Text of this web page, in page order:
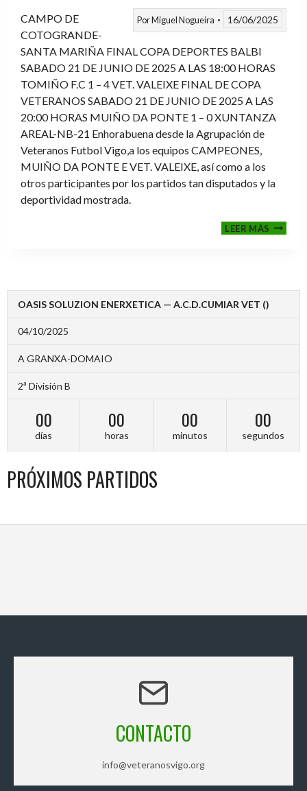
PorMiguel Nogueira 16/06/2025
CAMPO DE
COTOGRANDE-
SANTA MARIÑA FINAL COPA DEPORTES BALBI
SABADO 21 DE JUNIO DE 2025 A LAS 18:00 HORAS
TOMIÑO F.C 1 – 4 VET. VALEIXE FINAL DE COPA
VETERANOS SABADO 21 DE JUNIO DE 2025 A LAS
20:00 HORAS MUIÑO DA PONTE 1 – 0 XUNTANZA
AREAL-NB-21 Enhorabuena desde la Agrupación de
Veteranos Futbol Vigo,a los equipos CAMPEONES,
MUIÑO DA PONTE E VET. VALEIXE, así como a los
otros participantes por los partidos tan disputados y la
deportividad mostrada.
LEER MÁS
2024-
OASIS SOLUZION ENERXETICA — A.C.D.CUMIAR VET ()
04/10/2025
A GRANXA-DOMAIO
2ª División B
00
días
00
horas
00
minutos
00
segundos
PRÓXIMOS PARTIDOS
CONTACTO
info@veteranosvigo.org